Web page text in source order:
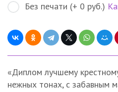
Без печати (+ 0 руб.)
«Диплом лучшему
нежных тонах, с забавным